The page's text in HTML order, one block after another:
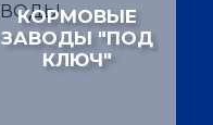
КОРМОВЫЕ
ЗАВОДЫ "ПОД
КЛЮЧ"